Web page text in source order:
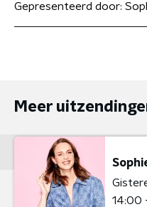
Gepresenteerd door:
Meer
14:00